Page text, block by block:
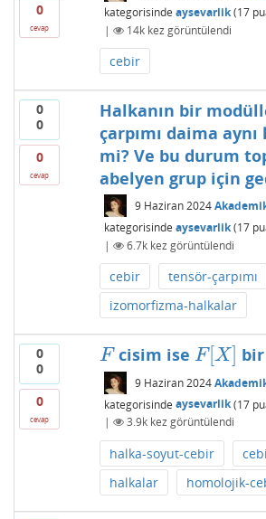
0
cevap
kategorisinde aysevarlik (17
|
14kkez görüntülendi
cebir
0
0
0
cevap
Halkanın bir
çarpımı daima
mi? Ve bu durum
abelyen grup için
9 Haziran 2024
kategorisinde aysevarlik (17
|
6.7kkez görüntülendi
cebir tensör-çarpımı
izomorfizma-halkalar
0
0
0
cevap
F
F cisim ise F[X]
F[X]
9 Haziran 2024
kategorisinde aysevarlik (17
|
3.9kkez görüntülendi
halka-soyut-cebir
halkalar
homolojik-